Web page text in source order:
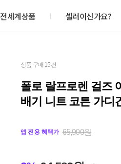
전세계상품 셀러이신가요?
상품 구매 15건
폴로 랄프로렌 걸즈
배기 니트 코튼 가디
앱 전용 혜택가 65,900원